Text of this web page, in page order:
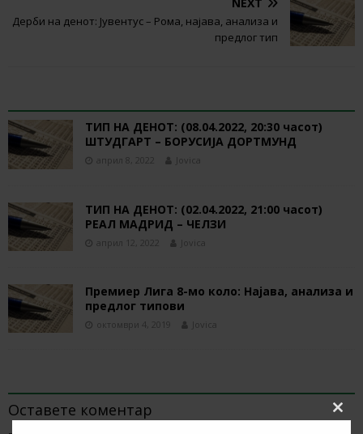
Дерби на денот: Јувентус – Рома, најава, анализа и
предлог тип
ТИП НА ДЕНОТ: (08.04.2022, 20:30 часот)
ШТУДГАРТ – БОРУСИЈА ДОРТМУНД
април 8, 2022 Jovica
ТИП НА ДЕНОТ: (02.04.2022, 21:00 часот)
РЕАЛ МАДРИД – ЧЕЛЗИ
април 12, 2022 Jovica
Премиер Лига 8-мо коло: Најава, анализа и
предлог типови
октомври 4, 2019 Jovica
Оставете коментар
Close